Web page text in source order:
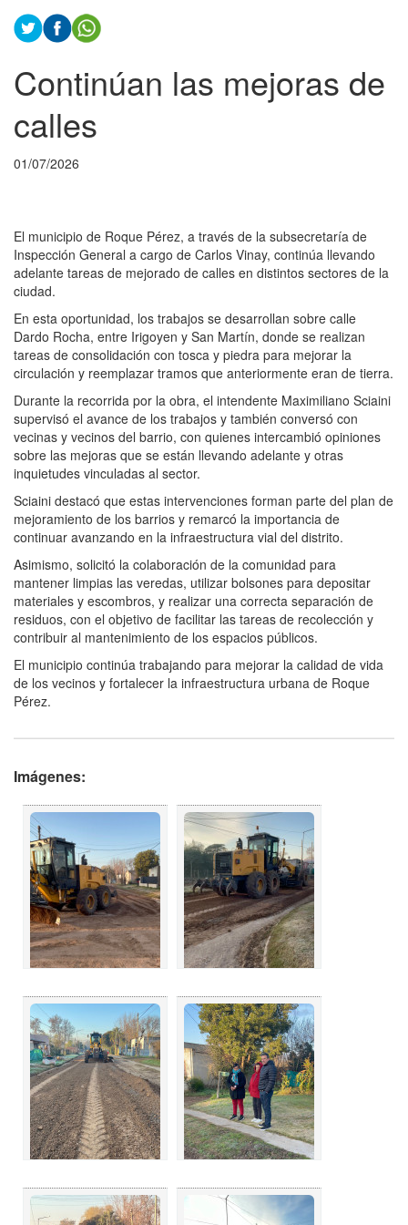
Continúan las mejoras de
calles
01/07/2026
El municipio de Roque Pérez, a través de la subsecretaría de
Inspección General a cargo de Carlos Vinay, continúa llevando
adelante tareas de mejorado de calles en distintos sectores de la
ciudad.
En esta oportunidad, los trabajos se desarrollan sobre calle
Dardo Rocha, entre Irigoyen y San Martín, donde se realizan
tareas de consolidación con tosca y piedra para mejorar la
circulación y reemplazar tramos que anteriormente eran de tierra.
Durante la recorrida por la obra, el intendente Maximiliano Sciaini
supervisó el avance de los trabajos y también conversó con
vecinas y vecinos del barrio, con quienes intercambió opiniones
sobre las mejoras que se están llevando adelante y otras
inquietudes vinculadas al sector.
Sciaini destacó que estas intervenciones forman parte del plan de
mejoramiento de los barrios y remarcó la importancia de
continuar avanzando en la infraestructura vial del distrito.
Asimismo, solicitó la colaboración de la comunidad para
mantener limpias las veredas, utilizar bolsones para depositar
materiales y escombros, y realizar una correcta separación de
residuos, con el objetivo de facilitar las tareas de recolección y
contribuir al mantenimiento de los espacios públicos.
El municipio continúa trabajando para mejorar la calidad de vida
de los vecinos y fortalecer la infraestructura urbana de Roque
Pérez.
Imágenes: